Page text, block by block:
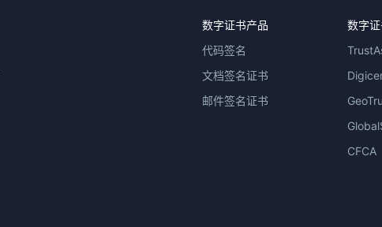
数字证书产品
代码签名
文档签名证书
邮件签名证书
数字
CFCA